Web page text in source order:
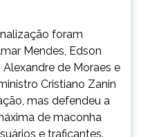
foram
Mendes, Edson
Alexandre de Moraes e
Cristiano Zanin
mas defendeu a
de maconha
e traficantes.